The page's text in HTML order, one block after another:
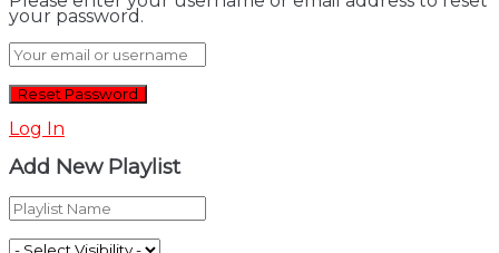
your password.
Log In
Add New Playlist